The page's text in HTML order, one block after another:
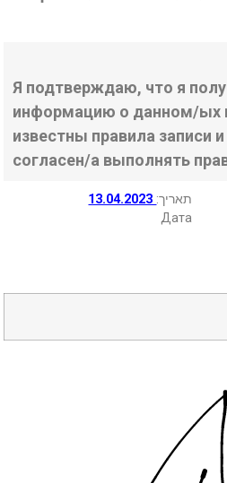
Я подтверждаю, что я
информацию о данном/ых
известны правила записи
согласен/а выполнять
13.04.2023 :תאריך
Дата